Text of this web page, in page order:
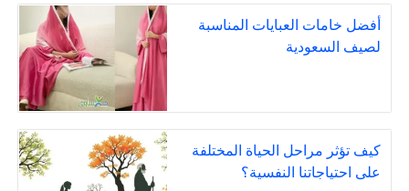
أفضل خامات العبايات المناسبة
لصيف السعودية
كيف تؤثر مراحل الحياة المختلفة
على احتياجاتنا النفسية؟